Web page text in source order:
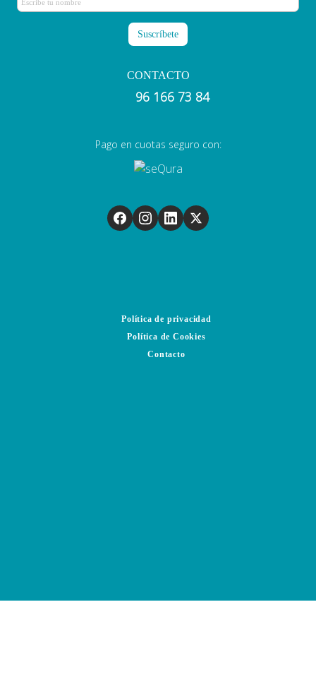
CONTACTO
96 166 73 84
Pago en cuotas seguro con:
Política de privacidad
Política de Cookies
Contacto